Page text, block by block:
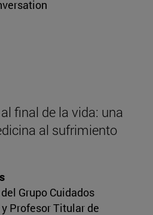
final de la vida: una
al sufrimiento
Grupo Cuidados
Profesor Titular de